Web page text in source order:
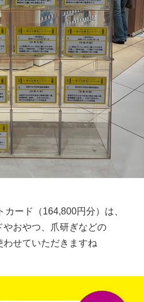
ード（164,800円分）は、
やおやつ、爪研ぎなどの
せていただきますね